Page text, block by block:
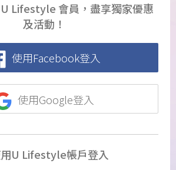
Lifestyle 會員，盡享獨家優惠
及活動！
使用Facebook登入
使用Google登入
U Lifestyle帳戶登入